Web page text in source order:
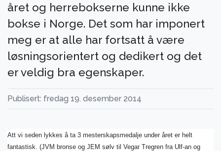
året og herrebokserne kunne ikke
bokse i Norge. Det som har imponert
meg er at alle har fortsatt å være
løsningsorientert og dedikert og det
er veldig bra egenskaper.
Publisert: fredag 19. desember 2014
Att vi seden lykkes å ta 3 mesterskapsmedalje under året er helt
fantastisk. (JVM bronse og JEM sølv til Vegar Tregren fra Ulf-an og